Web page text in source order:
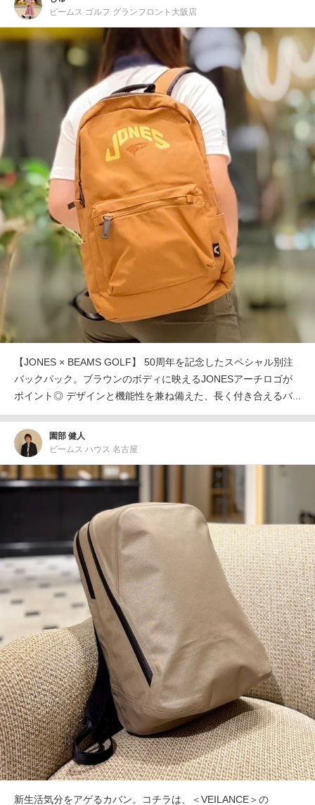
ビームス ゴルフ グランフロント大阪店
【JONES × BEAMS GOLF】 50周年を記念したスペシャル別注
バックパック。ブラウンのボディに映えるJONESアーチロゴが
ポイント◎ デザインと機能性を兼ね備えた、長く付き合えるバ...
園部 健人
ビームス ハウス 名古屋
新生活気分をアゲるカバン。コチラは、＜VEILANCE＞の